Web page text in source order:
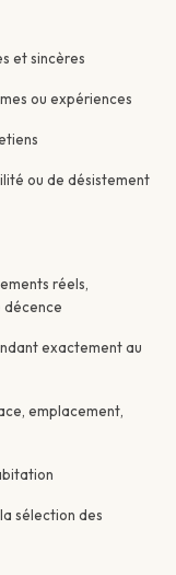
et sincères
ou expériences
ou de désistement
réels,
décence
exactement au
emplacement,
sélection des